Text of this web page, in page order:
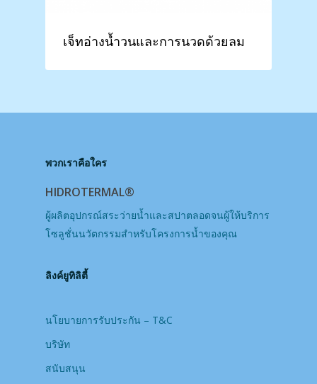
เจ็ทอ่างน้ำวนและการนวดด้วยลม
พวกเราคือใคร
HIDROTERMAL®
ผู้ผลิตอุปกรณ์สระว่ายน้ำและสปาตลอดจนผู้ให้บริการ
โซลูชั่นนวัตกรรมสำหรับโครงการน้ำของคุณ
ลิงค์ยูทิลิตี้
นโยบายการรับประกัน – T&C
บริษัท
สนับสนุน